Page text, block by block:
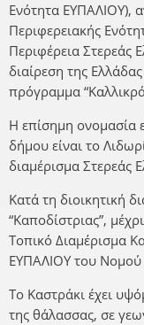
Ενότητα ΕΥΠΑΛΙΟΥ),
Περιφερειακής
Περιφέρεια Στερεάς
διαίρεση της
πρόγραμμα
Η επίσημη ονομασία
δήμου είναι το
διαμέρισμα Στερεάς
Κατά τη διοικητική
“Καποδίστριας”,
Τοπικό Διαμέρισμα
ΕΥΠΑΛΙΟΥ του
Το Καστράκι έχει
της θάλασσας, σε